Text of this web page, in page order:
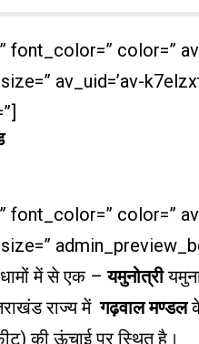
font_color=” color=”
av_uid=’av-
font_color=” color=”
में से एक –यमुनोत्री
राज्य मेंगढ़वाल मण्डल
की ऊंचाई पर स्थित है।